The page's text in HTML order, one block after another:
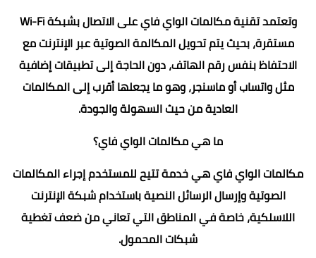
وتعتمد تقنية مكالمات الواي فاي على الاتصال بشبكة Wi-Fi
مستقرة، بحيث يتم تحويل المكالمة الصوتية عبر الإنترنت مع
الاحتفاظ بنفس رقم الهاتف، دون الحاجة إلى تطبيقات إضافية
مثل واتساب أو ماسنجر، وهو ما يجعلها أقرب إلى المكالمات
العادية من حيث السهولة والجودة.
ما هي مكالمات الواي فاي؟
مكالمات الواي فاي هي خدمة تتيح للمستخدم إجراء المكالمات
الصوتية وإرسال الرسائل النصية باستخدام شبكة الإنترنت
اللاسلكية، خاصة في المناطق التي تعاني من ضعف تغطية
شبكات المحمول.